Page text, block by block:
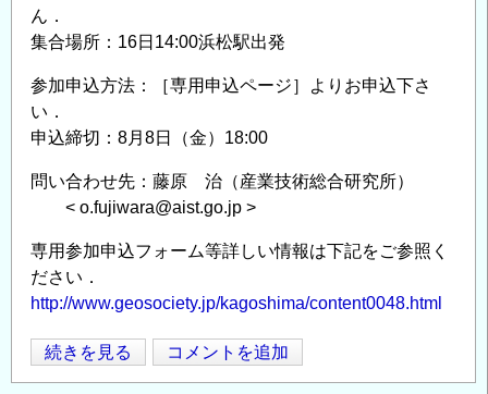
と
来」
の
ん．
集合場所：16日14:00浜松駅出発
参加申込方法：［専用申込ページ］よりお申込下さ
い．
申込締切：8月8日（金）18:00
問い合わせ先：藤原 治（産業技術総合研究所）
< o.fujiwara@aist.go.jp >
専用参加申込フォーム等詳しい情報は下記をご参照く
ださい．
http://www.geosociety.jp/kagoshima/content0048.html
津
波
続きを見る コメントを追加